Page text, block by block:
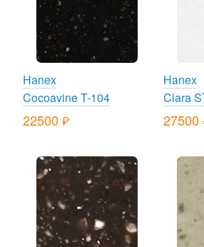
Hanex
Cocoavine T-104
22500руб.
Hanex
Clara
27500